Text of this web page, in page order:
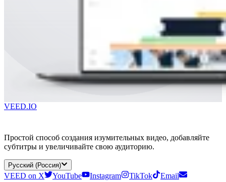
VEED.IO
Простой способ создания изумительных видео, добавляйте
субтитры и увеличивайте свою аудиторию.
Русский (Россия)
VEED on X YouTube Instagram TikTok
Email